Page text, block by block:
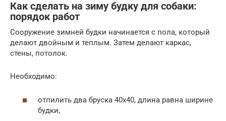
Как сделать на зиму будку для собаки:
порядок работ
Сооружение зимней будки начинается с пола, который
делают двойным и теплым. Затем делают каркас,
стены, потолок.
Необходимо:
отпилить два бруска 40х40, длина равна ширине
будки,